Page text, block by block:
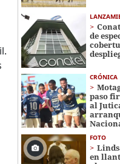
de
CRÓNICA
paso
al
FOTO
en